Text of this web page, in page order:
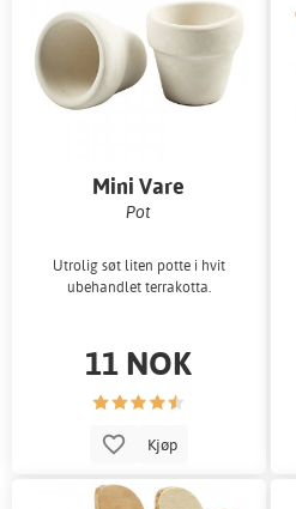
Mini Vare
Pot
Utrolig søt liten potte i hvit
ubehandlet terrakotta.
11 NOK
Kjøp